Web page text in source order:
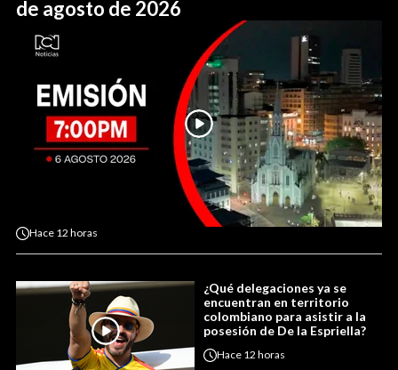
de agosto de 2026
Hace 12 horas
¿Qué delegaciones ya se
encuentran en territorio
colombiano para asistir a la
posesión de De la Espriella?
Hace 12 horas